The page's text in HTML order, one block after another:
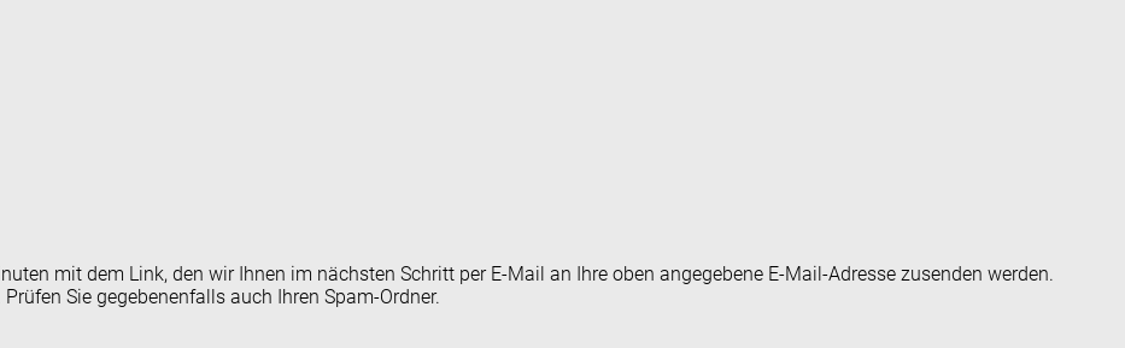
mit dem Link, den wir Ihnen im nächsten Schritt per E-Mail an Ihre oben angegebene E-Mail-Adresse zusenden werden.
Sie gegebenenfalls auch Ihren Spam-Ordner.